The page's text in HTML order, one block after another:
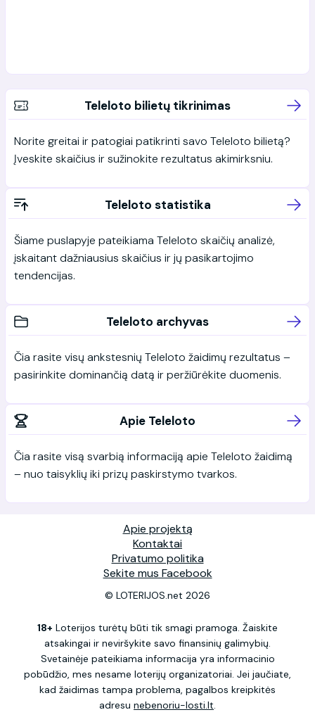
Teleloto bilietų tikrinimas
Norite greitai ir patogiai patikrinti savo Teleloto bilietą?
Įveskite skaičius ir sužinokite rezultatus akimirksniu.
Teleloto statistika
Šiame puslapyje pateikiama Teleloto skaičių analizė,
įskaitant dažniausius skaičius ir jų pasikartojimo
tendencijas.
Teleloto archyvas
Čia rasite visų ankstesnių Teleloto žaidimų rezultatus –
pasirinkite dominančią datą ir peržiūrėkite duomenis.
Apie Teleloto
Čia rasite visą svarbią informaciją apie Teleloto žaidimą
– nuo taisyklių iki prizų paskirstymo tvarkos.
Apie projektą
Kontaktai
Privatumo politika
Sekite mus Facebook
© LOTERIJOS.net 2026
18+ Loterijos turėtų būti tik smagi pramoga. Žaiskite
atsakingai ir neviršykite savo finansinių galimybių.
Svetainėje pateikiama informacija yra informacinio
pobūdžio, mes nesame loterijų organizatoriai. Jei jaučiate,
kad žaidimas tampa problema, pagalbos kreipkitės
adresu nebenoriu-losti.lt.